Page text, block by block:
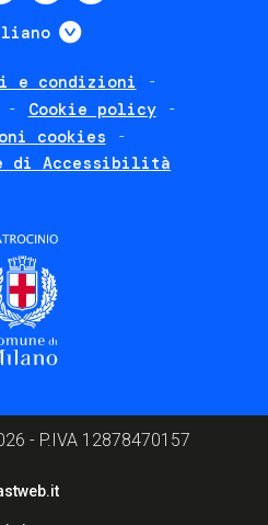
Mostra ulteriori
e condizioni
Cookie policy
cookies
di Accessibilità
- P.IVA 12878470157